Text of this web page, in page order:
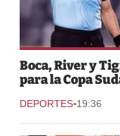
Boca, River y
para la Copa
DEPORTES-19:36